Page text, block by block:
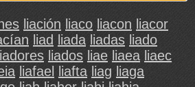
liación liaco liacon liacor
liad liada liadas liado
liadores liados liae liaea liaec
liafael liafta liag liaga